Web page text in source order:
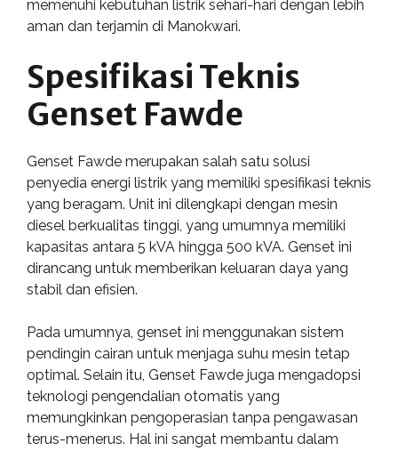
memenuhi kebutuhan listrik sehari-hari dengan lebih
aman dan terjamin di Manokwari.
Spesifikasi Teknis
Genset Fawde
Genset Fawde merupakan salah satu solusi
penyedia energi listrik yang memiliki spesifikasi teknis
yang beragam. Unit ini dilengkapi dengan mesin
diesel berkualitas tinggi, yang umumnya memiliki
kapasitas antara 5 kVA hingga 500 kVA. Genset ini
dirancang untuk memberikan keluaran daya yang
stabil dan efisien.
Pada umumnya, genset ini menggunakan sistem
pendingin cairan untuk menjaga suhu mesin tetap
optimal. Selain itu, Genset Fawde juga mengadopsi
teknologi pengendalian otomatis yang
memungkinkan pengoperasian tanpa pengawasan
terus-menerus. Hal ini sangat membantu dalam